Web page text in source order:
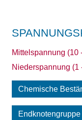
Mittelspannung (10
Niederspannung (1
Chemische
Endknotengruppe